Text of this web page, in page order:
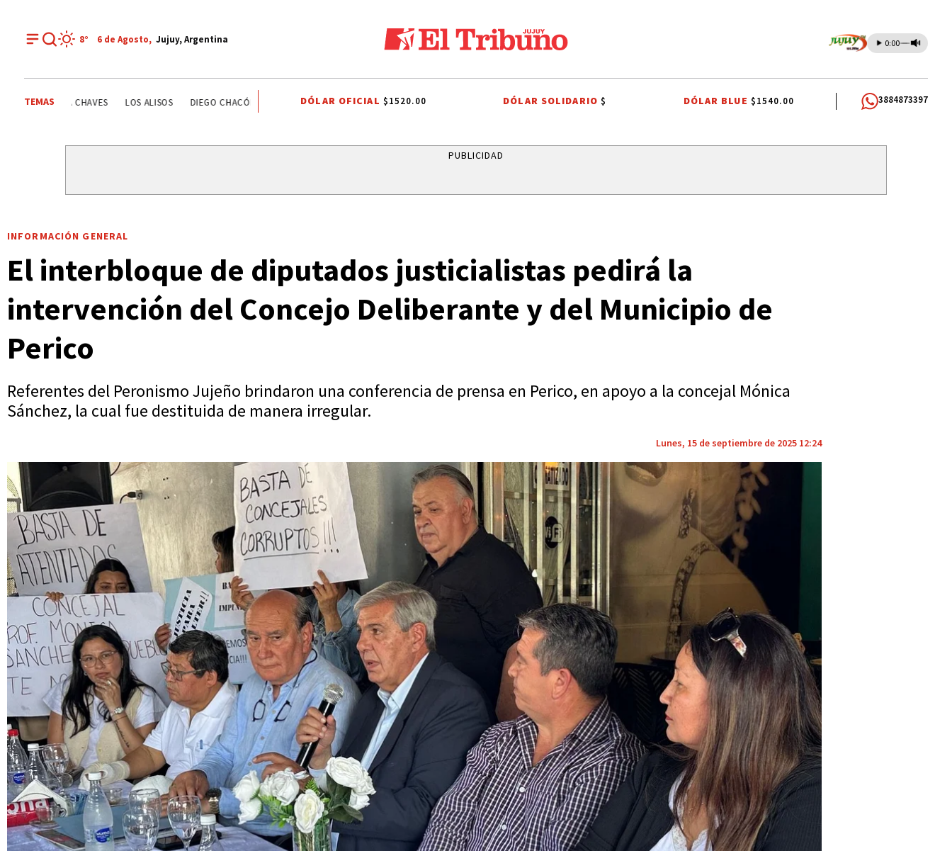
8° 6 de Agosto, Jujuy, Argentina 0:00
TEMAS ESTATALES DEPORTE RECREATIVO YAMILA CHAVES LOS ALISOS DIEGO CHACÓN PRIMERA NACIONAL LIGA PROFESIONAL INTERNA JUSTICIALISTA INTERNA JUSTICIALISTA INTERNA
DÓLAR OFICIAL $1520.00 DÓLAR SOLIDARIO$ DÓLAR BLUE $1540.00 3884873397
PUBLICIDAD
INFORMACIÓN GENERAL
El interbloque de diputados justicialistas pedirá la
intervención del Concejo Deliberante y del Municipio de
Perico
Referentes del Peronismo Jujeño brindaron una conferencia de prensa en Perico, en apoyo a la concejal Mónica
Sánchez, la cual fue destituida de manera irregular.
Lunes, 15 de septiembre de 2025 12:24